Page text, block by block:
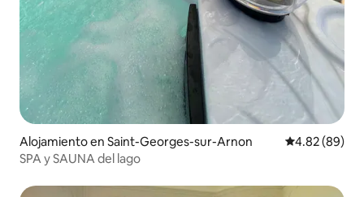
Alojamiento en Saint-Georges-sur-Arnon Calificación
4.82 (89)
SPA y SAUNA del lago